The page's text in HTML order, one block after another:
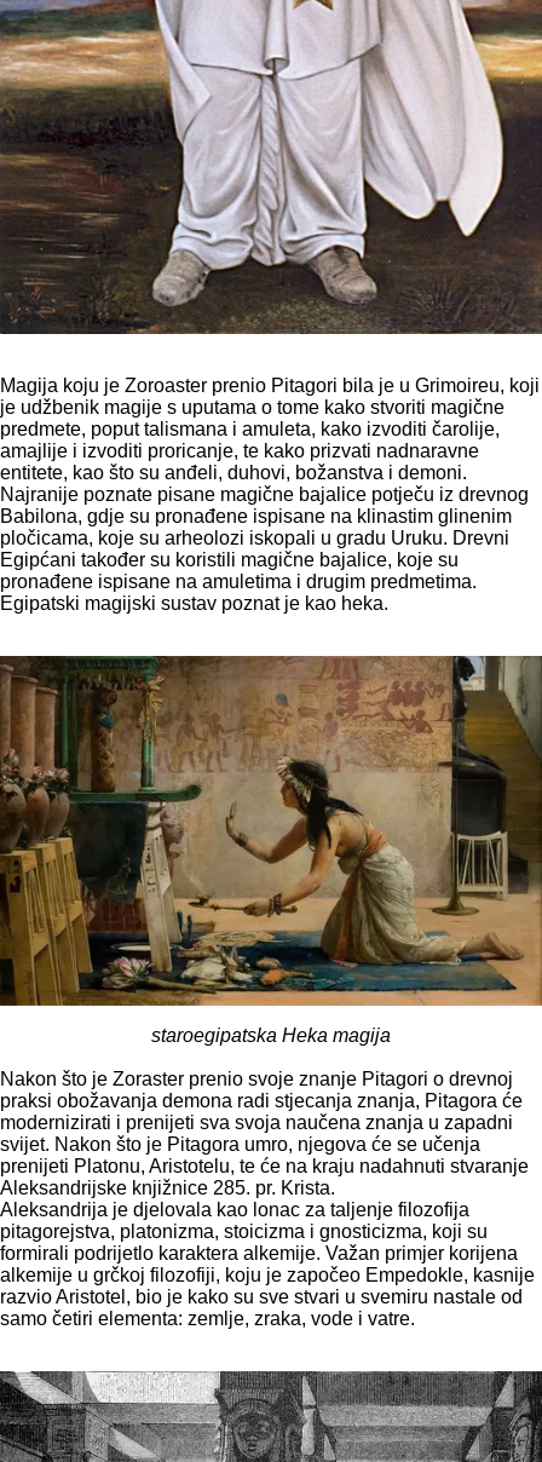
Magija koju je Zoroaster prenio Pitagori bila je u Grimoireu, koji
je udžbenik magije s uputama o tome kako stvoriti magične
predmete, poput talismana i amuleta, kako izvoditi čarolije,
amajlije i izvoditi proricanje, te kako prizvati nadnaravne
entitete, kao što su anđeli, duhovi, božanstva i demoni.
Najranije poznate pisane magične bajalice potječu iz drevnog
Babilona, gdje su pronađene ispisane na klinastim glinenim
pločicama, koje su arheolozi iskopali u gradu Uruku. Drevni
Egipćani također su koristili magične bajalice, koje su
pronađene ispisane na amuletima i drugim predmetima.
Egipatski magijski sustav poznat je kao heka.
staroegipatska Heka magija
Nakon što je Zoraster prenio svoje znanje Pitagori o drevnoj
praksi obožavanja demona radi stjecanja znanja, Pitagora će
modernizirati i prenijeti sva svoja naučena znanja u zapadni
svijet. Nakon što je Pitagora umro, njegova će se učenja
prenijeti Platonu, Aristotelu, te će na kraju nadahnuti stvaranje
Aleksandrijske knjižnice 285. pr. Krista.
Aleksandrija je djelovala kao lonac za taljenje filozofija
pitagorejstva, platonizma, stoicizma i gnosticizma, koji su
formirali podrijetlo karaktera alkemije. Važan primjer korijena
alkemije u grčkoj filozofiji, koju je započeo Empedokle, kasnije
razvio Aristotel, bio je kako su sve stvari u svemiru nastale od
samo četiri elementa: zemlje, zraka, vode i vatre.